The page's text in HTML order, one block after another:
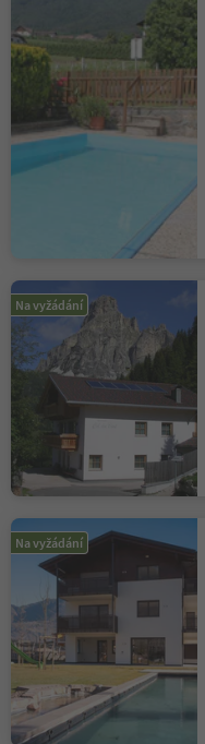
Na vyžádání
Na vyžádání